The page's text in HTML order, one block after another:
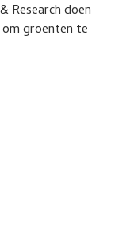
Research doen
groenten te